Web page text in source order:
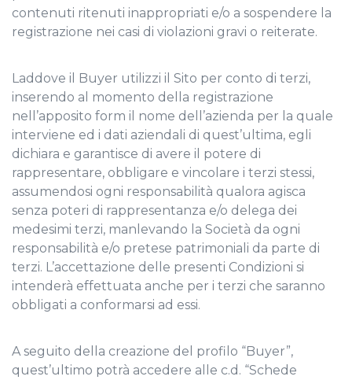
contenuti ritenuti inappropriati e/o a sospendere la
registrazione nei casi di violazioni gravi o reiterate.
Laddove il Buyer utilizzi il Sito per conto di terzi,
inserendo al momento della registrazione
nell’apposito form il nome dell’azienda per la quale
interviene ed i dati aziendali di quest’ultima, egli
dichiara e garantisce di avere il potere di
rappresentare, obbligare e vincolare i terzi stessi,
assumendosi ogni responsabilità qualora agisca
senza poteri di rappresentanza e/o delega dei
medesimi terzi, manlevando la Società da ogni
responsabilità e/o pretese patrimoniali da parte di
terzi. L’accettazione delle presenti Condizioni si
intenderà effettuata anche per i terzi che saranno
obbligati a conformarsi ad essi.
A seguito della creazione del profilo “Buyer”,
quest’ultimo potrà accedere alle c.d. “Schede